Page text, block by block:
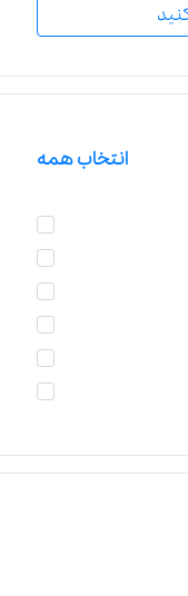
انتخاب همه